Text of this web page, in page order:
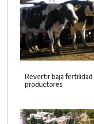
Revertir baja fertilidad
productores